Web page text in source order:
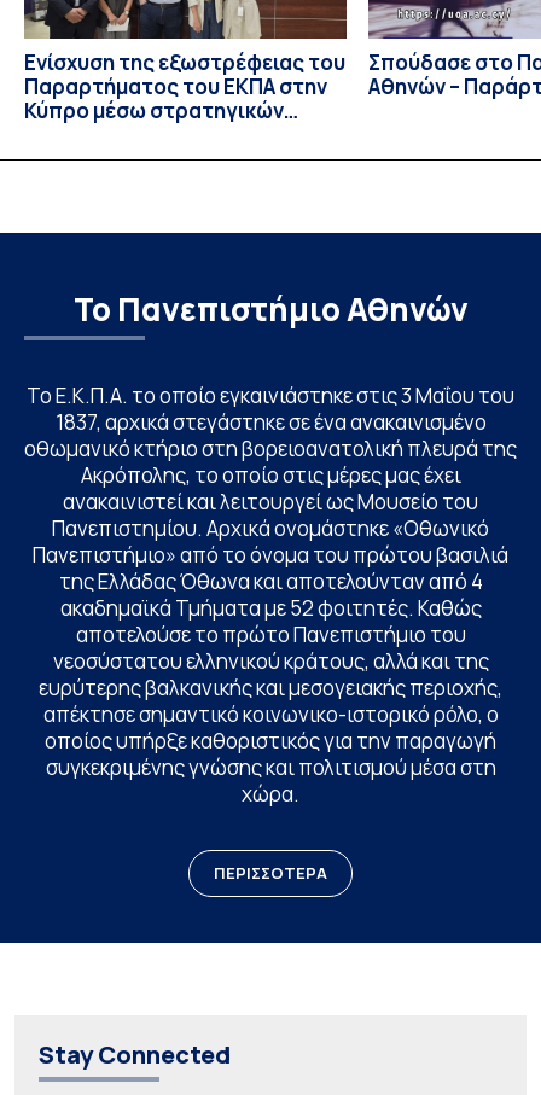
Ενίσχυση της εξωστρέφειας του
Παραρτήματος του ΕΚΠΑ στην
Κύπρο μέσω στρατηγικών
Σπούδασε στο
Αθηνών –
Το Πανεπιστήμιο Αθηνών
Το Ε.Κ.Π.Α. το οποίο εγκαινιάστηκε στις 3 Μαΐου του
1837, αρχικά στεγάστηκε σε ένα ανακαινισμένο
οθωμανικό κτήριο στη βορειοανατολική πλευρά της
Ακρόπολης, το οποίο στις μέρες μας έχει
ανακαινιστεί και λειτουργεί ως Μουσείο του
Πανεπιστημίου. Αρχικά ονομάστηκε «Οθωνικό
Πανεπιστήμιο» από το όνομα του πρώτου βασιλιά
της Ελλάδας Όθωνα και αποτελούνταν από 4
ακαδημαϊκά Τμήματα με 52 φοιτητές. Καθώς
αποτελούσε το πρώτο Πανεπιστήμιο του
νεοσύστατου ελληνικού κράτους, αλλά και της
ευρύτερης βαλκανικής και μεσογειακής περιοχής,
απέκτησε σημαντικό κοινωνικο-ιστορικό ρόλο, ο
οποίος υπήρξε καθοριστικός για την παραγωγή
συγκεκριμένης γνώσης και πολιτισμού μέσα στη
χώρα.
ΠΕΡΙΣΣΟΤΕΡΑ
Stay Connected